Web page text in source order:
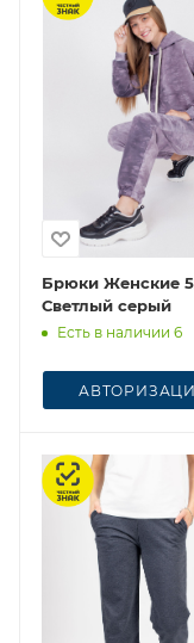
Брюки Женские
Светлый серый
Есть в наличии 6
Честный знак